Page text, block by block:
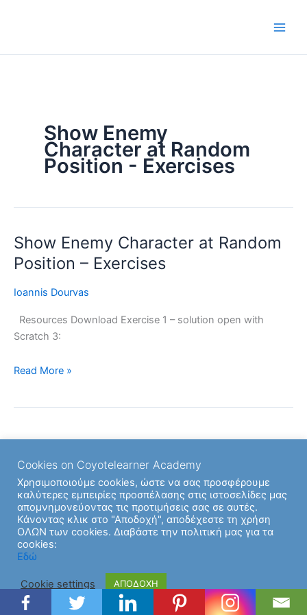
Show Enemy
Character at Random
Position - Exercises
Show Enemy Character at Random
Position – Exercises
Ioannis Dourvas
Resources Download Exercise 1 – solution open with
Scratch 3:
Show
Enemy
Character
at
Position
–
Read More »
Copyright © 2026 | Υποστήριξη από
WordPress
Cookies on Coyotelearner Academy
Χρησιμοποιούμε cookies, ώστε να σας προσφέρουμε
καλύτερες εμπειρίες προσπέλασης στις ιστοσελίδες μας
απομνημονεύοντας τις προτιμήσεις σας σε αυτές.
Κάνοντας κλικ στο "Αποδοχή", αποδέχεστε τη χρήση
ΟΛΩΝ των cookies. Διαβάστε την πολιτική μας για τα
cookies:
Εδώ
Cookie settings ΑΠΟΔΟΧΗ